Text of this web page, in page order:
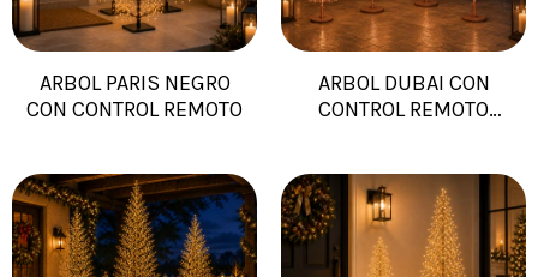
ARBOL PARIS NEGRO
CON CONTROL REMOTO
ARBOL DUBAI CON
CONTROL REMOTO